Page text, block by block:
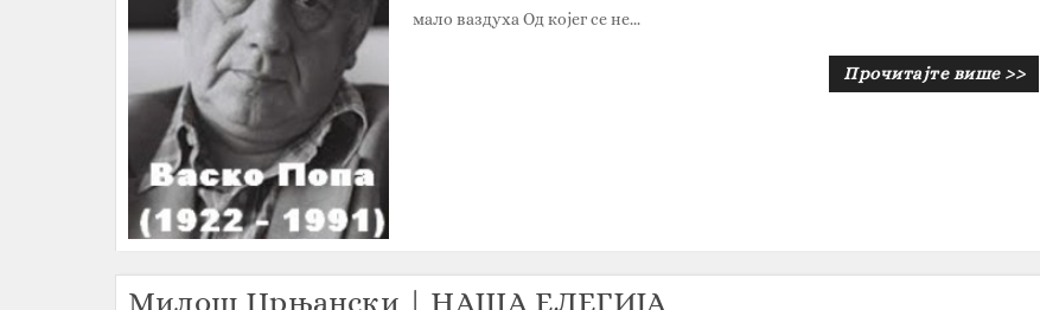
мало ваздуха Од којег се не...
Прочитајте више >>
Милош Црњански | НАША ЕЛЕГИЈА